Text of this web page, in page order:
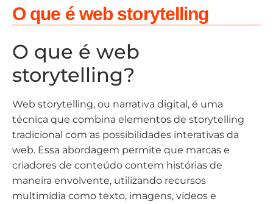
O que é web storytelling
O que é web
storytelling?
Web storytelling, ou narrativa digital, é uma
técnica que combina elementos de storytelling
tradicional com as possibilidades interativas da
web. Essa abordagem permite que marcas e
criadores de conteúdo contem histórias de
maneira envolvente, utilizando recursos
multimídia como texto, imagens, vídeos e